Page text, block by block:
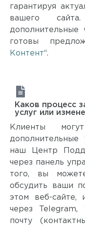
гарантируя
вашего
готовы
Контент“.
Каков процесс
услуг или
Клиенты
дополнительные
наш Центр
через панель
того, вы
обсудить ваши
этом веб-
через Telegram,
почту